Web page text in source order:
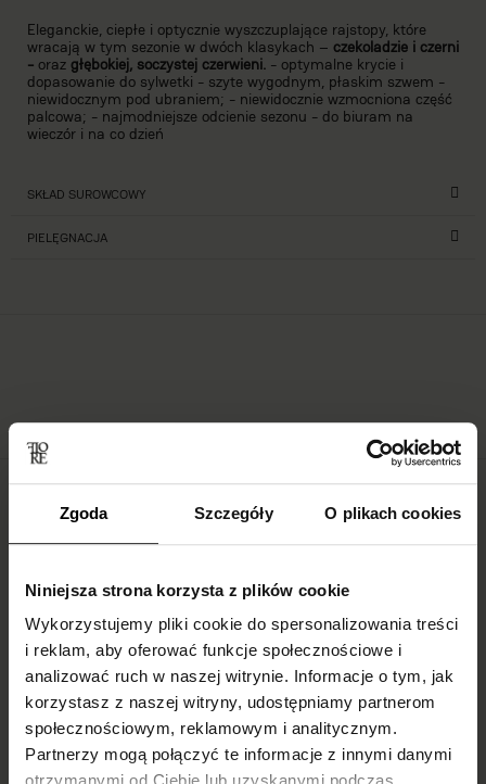
Zgoda Szczegóły O plikach cookies
Niniejsza strona korzysta z plików cookie
Wykorzystujemy pliki cookie do spersonalizowania treści
i reklam, aby oferować funkcje społecznościowe i
analizować ruch w naszej witrynie. Informacje o tym, jak
korzystasz z naszej witryny, udostępniamy partnerom
społecznościowym, reklamowym i analitycznym.
Partnerzy mogą połączyć te informacje z innymi danymi
Eleganckie, ciepłe i optycznie wyszczuplające rajstopy, które
wracają w tym sezonie w dwóch klasykach – czekoladzie i czerni
- oraz głębokiej, soczystej czerwieni. - optymalne krycie i
dopasowanie do sylwetki - szyte wygodnym, płaskim szwem -
niewidocznym pod ubraniem; - niewidocznie wzmocniona część
palcowa; - najmodniejsze odcienie sezonu - do biuram na
wieczór i na co dzień
SKŁAD SUROWCOWY
PIELĘGNACJA
Blog